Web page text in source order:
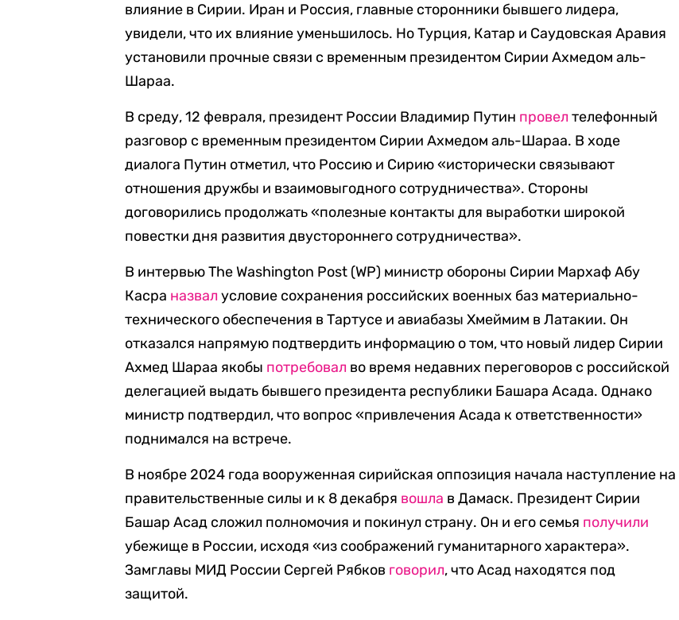
влияние в Сирии. Иран и Россия, главные сторонники бывшего лидера,
увидели, что их влияние уменьшилось. Но Турция, Катар и Саудовская Аравия
установили прочные связи с временным президентом Сирии Ахмедом аль-
Шараа.
В среду, 12 февраля, президент России Владимир Путин провел телефонный
разговор с временным президентом Сирии Ахмедом аль-Шараа. В ходе
диалога Путин отметил, что Россию и Сирию «исторически связывают
отношения дружбы и взаимовыгодного сотрудничества». Стороны
договорились продолжать «полезные контакты для выработки широкой
повестки дня развития двустороннего сотрудничества».
В интервью The Washington Post (WP) министр обороны Сирии Мархаф Абу
Касра назвал условие сохранения российских военных баз материально-
технического обеспечения в Тартусе и авиабазы Хмеймим в Латакии. Он
отказался напрямую подтвердить информацию о том, что новый лидер Сирии
Ахмед Шараа якобы потребовал во время недавних переговоров с российской
делегацией выдать бывшего президента республики Башара Асада. Однако
министр подтвердил, что вопрос «привлечения Асада к ответственности»
поднимался на встрече.
В ноябре 2024 года вооруженная сирийская оппозиция начала наступление на
правительственные силы и к 8 декабря вошла в Дамаск. Президент Сирии
Башар Асад сложил полномочия и покинул страну. Он и его семья получили
убежище в России, исходя «из соображений гуманитарного характера».
Замглавы МИД России Сергей Рябков говорил, что Асад находятся под
защитой.